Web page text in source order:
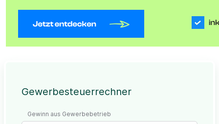
Gewerbesteuerrechner
Gewinn aus Gewerbebetrieb